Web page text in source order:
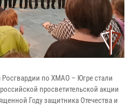
Росгвардии по ХМАО – Югре стали
просветительской акции
Году защитника Отечества и